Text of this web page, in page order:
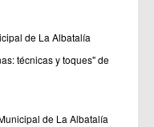
de La Albatalía
técnicas y toques" de
de La Albatalía